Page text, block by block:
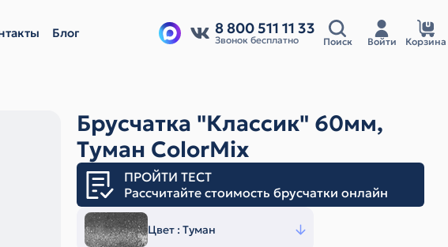
Блог 8 800 511 11 33
Звонок бесплатно Поиск Войти Корзина
Брусчатка "Классик" 60мм,
Туман ColorMix
ПРОЙТИ ТЕСТ
Рассчитайте стоимость брусчатки онлайн
Цвет : Туман